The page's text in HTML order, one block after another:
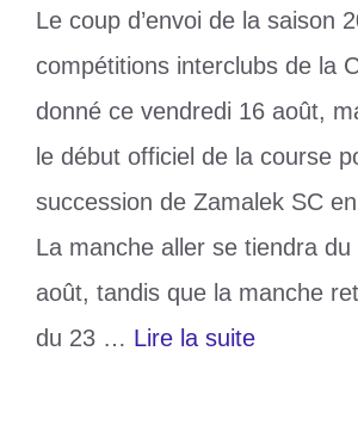
Le coup d’envoi de la saison
compétitions interclubs de la
donné ce vendredi 16 août,
le début officiel de la course
succession de Zamalek SC
La manche aller se tiendra
août, tandis que la manche
du 23 … Lire la suite